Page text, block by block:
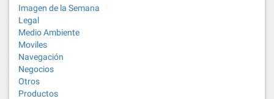
Imagen de la Semana
Legal
Medio Ambiente
Moviles
Navegación
Negocios
Otros
Productos